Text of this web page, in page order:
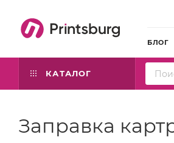
БЛОГ
КАТАЛОГ
Заправка